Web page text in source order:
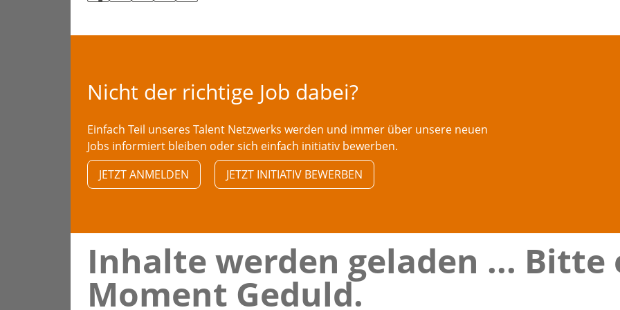
Nicht der richtige Job dabei?
Einfach Teil unseres Talent Netzwerks werden und immer über unsere neuen
Jobs informiert bleiben oder sich einfach initiativ bewerben.
JETZT ANMELDEN
JETZT INITIATIV BEWERBEN
Inhalte werden geladen ... Bitte
Moment Geduld.